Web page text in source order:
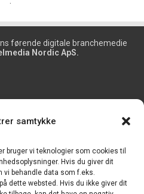
samtykke
bruger vi teknologier som cookies til
Hvis du giver dit
vi behandle data som f.eks.
dette websted. Hvis du ikke giver dit
førende digitale branchemedie
Nordic ApS.